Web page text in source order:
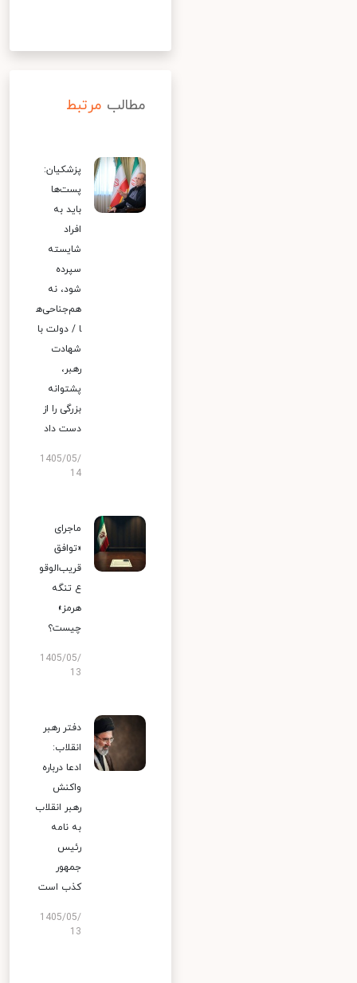
مطالب مرتبط
پزشکیان:
پست‌ها
باید به
افراد
شایسته
سپرده
شود، نه
هم‌جناحی‌ه
ا / دولت با
شهادت
رهبر،
پشتوانه
بزرگی را از
دست داد
1405/05/
14
ماجرای
«توافق
قریب‌الوقو
ع تنگه
هرمز»
چیست؟
1405/05/
13
دفتر رهبر
انقلاب:
ادعا درباره
واکنش
رهبر انقلاب
به نامه
رئیس
جمهور
کذب است
1405/05/
13